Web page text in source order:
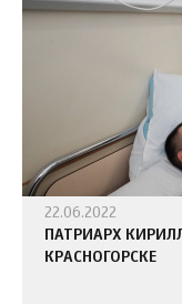
22.06.2022
ПАТРИАРХ
КРАСНОГОРСКЕ